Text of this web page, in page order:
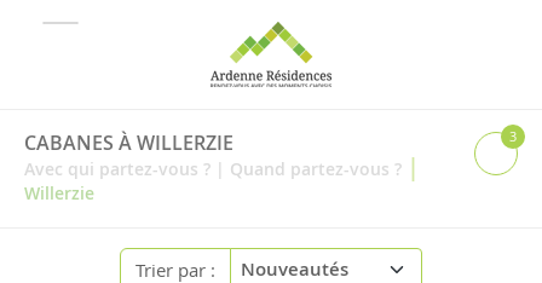
CABANES À WILLERZIE
Avec qui partez-vous ? | Quand partez-vous ? |
Willerzie
3
Trier par :